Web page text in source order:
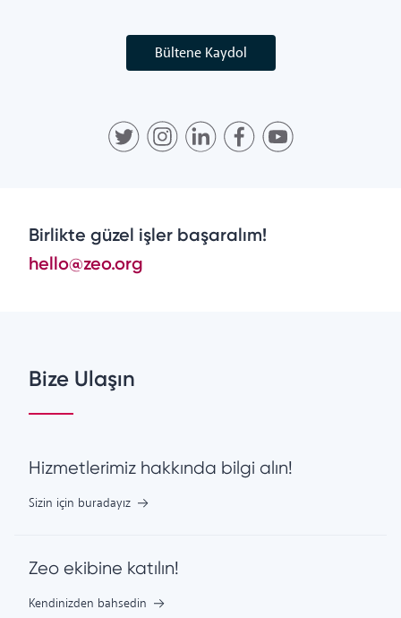
Bültene Kaydol
Birlikte güzel işler başaralım!
hello@zeo.org
Bize Ulaşın
Hizmetlerimiz hakkında bilgi alın!
Sizin için buradayız
Zeo ekibine katılın!
Kendinizden bahsedin